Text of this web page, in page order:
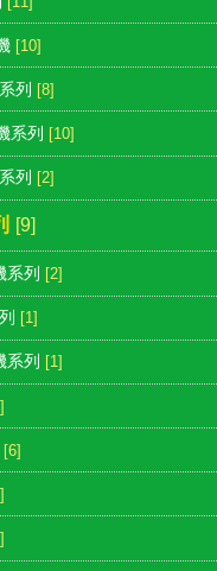
[10]
列 [8]
系列 [10]
列 [2]
[9]
系列 [2]
[1]
系列 [1]
[6]